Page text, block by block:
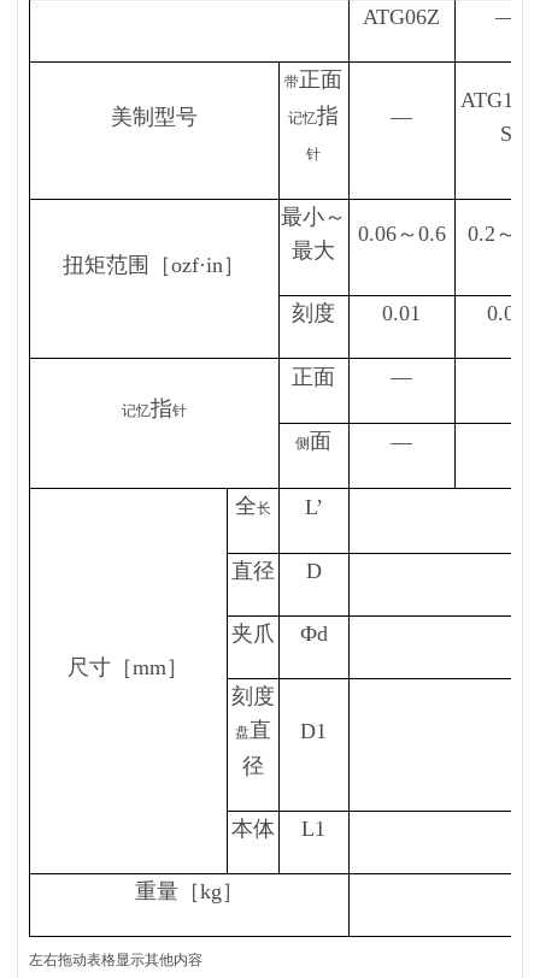
ATG06Z —
美制型号
带正面
记忆指
针
—
S
扭矩范围［ozf·in］
最小～
最大
0.06～0.6 0.2～
刻度 0.01 0.02
记忆指针
正面 —
侧 面 —
尺寸［mm］
全长 L’
直径 D
夹爪 Фd
刻度
盘直
径
D1
本体 L1
重量［kg］
左右拖动表格显示其他内容